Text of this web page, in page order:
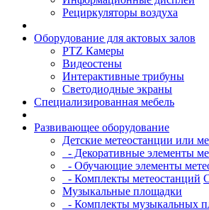
Рециркуляторы воздуха
Оборудование для актовых залов
PTZ Камеры
Видеостены
Интерактивные трибуны
Светодиодные экраны
Специализированная мебель
Развивающее оборудование
Детские метеостанции или
- Декоративные элементы
- Обучающие элементы
- Комплекты метеостанций
Музыкальные площадки
- Комплекты музыкальных